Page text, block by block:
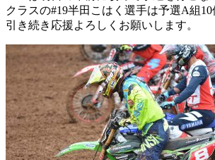
クラスの#19半田こはく選手は予選A組
引き続き応援よろしくお願いします。